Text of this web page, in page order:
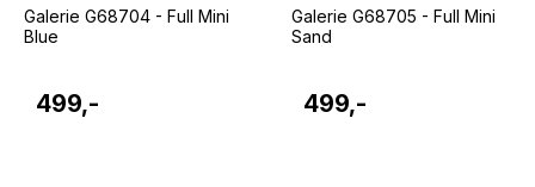
Galerie G68704 - Full Mini
Blue
499,-
Galerie G68705 - Full Mini
Sand
499,-